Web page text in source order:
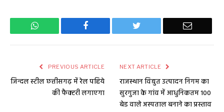
WhatsApp Facebook Twitter Email
PREVIOUS ARTICLE
जिन्दल स्टील छत्तीसगढ़ में रेल पहिये
की फैक्टरी लगाएगा
NEXT ARTICLE
राजस्थान विद्युत उत्पादन निगम का
सुरगुजा के गांव में आधुनिकतम 100
बेड वाले अस्पताल बनाने का प्रस्ताव